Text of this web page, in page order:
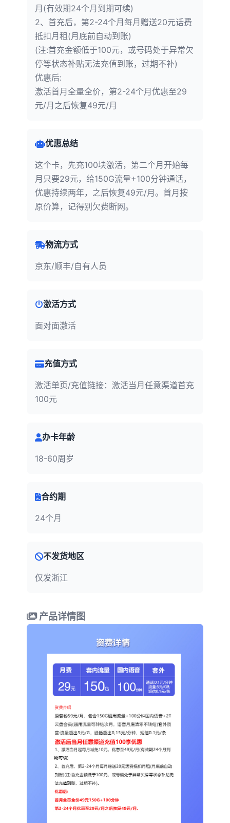
月(有效期24个月到期可续)
2、首充后，第2-24个月每月赠送20元话费
抵扣月租(月底前自动到账)
(注:首充金额低于100元，或号码处于异常欠
停等状态补贴无法充值到账，过期不补)
优惠后:
激活首月全量全价，第2-24个月优惠至29
元/月之后恢复49元/月
优惠总结
这个卡，先充100块激活，第二个月开始每
月只要29元，给150G流量+100分钟通话，
优惠持续两年，之后恢复49元/月。首月按
原价算，记得别欠费断网。
物流方式
京东/顺丰/自有人员
激活方式
面对面激活
充值方式
激活单页/充值链接：激活当月任意渠道首充
100元
办卡年龄
18-60周岁
合约期
24个月
不发货地区
仅发浙江
产品详情图